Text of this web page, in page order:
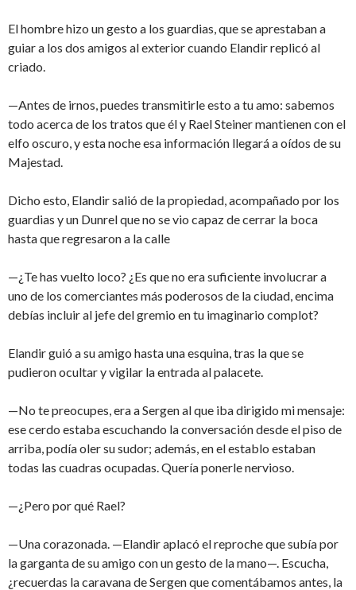
El hombre hizo un gesto a los guardias, que se aprestaban a
guiar a los dos amigos al exterior cuando Elandir replicó al
criado.
—Antes de irnos, puedes transmitirle esto a tu amo: sabemos
todo acerca de los tratos que él y Rael Steiner mantienen con el
elfo oscuro, y esta noche esa información llegará a oídos de su
Majestad.
Dicho esto, Elandir salió de la propiedad, acompañado por los
guardias y un Dunrel que no se vio capaz de cerrar la boca
hasta que regresaron a la calle
—¿Te has vuelto loco? ¿Es que no era suficiente involucrar a
uno de los comerciantes más poderosos de la ciudad, encima
debías incluir al jefe del gremio en tu imaginario complot?
Elandir guió a su amigo hasta una esquina, tras la que se
pudieron ocultar y vigilar la entrada al palacete.
—No te preocupes, era a Sergen al que iba dirigido mi mensaje:
ese cerdo estaba escuchando la conversación desde el piso de
arriba, podía oler su sudor; además, en el establo estaban
todas las cuadras ocupadas. Quería ponerle nervioso.
—¿Pero por qué Rael?
—Una corazonada. —Elandir aplacó el reproche que subía por
la garganta de su amigo con un gesto de la mano—. Escucha,
¿recuerdas la caravana de Sergen que comentábamos antes, la